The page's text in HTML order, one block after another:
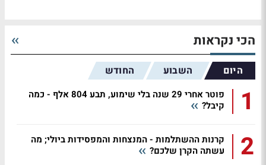
הכי נקראות
היום השבוע החודש
1
פוטר אחרי 29 שנה בלי שימוע, תבע 804 אלף - כמה
קיבל?
2
קרנות ההשתלמות - המנצחות והמפסידות ביולי; מה
עשתה הקרן שלכם?